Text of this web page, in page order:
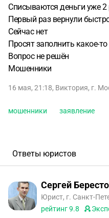
Списываются деньги уже 2
Первый раз вернули
Сейчас нет
Просят заполнить какое-
Вопрос не решён
Мошенники
16 мая, 21:18, Виктория, г.
мошенники заявление
Ответы юристов
Сергей
Юрист, г. Санкт-
рейтинг9.8